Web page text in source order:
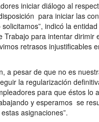
iniciar diálogo al
para iniciar las
indicó la
Trabajo para intentar
retrasos injustificables
a pesar de que no es
la regularización
para que éstos
y esperamos se
asignaciones”.